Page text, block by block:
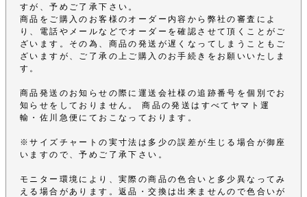
すが、予めご了承下さい。
商品をご購入のお客様のオーダー内容から弊社の審査によ
り、電話やメールなどでオーダーを確認させて頂くことがご
ざいます。その為、商品の発送が遅くなってしまうこともご
ざいますが、ご了承の上ご購入のお手続きをお願いいたしま
す。
商品発送のお知らせの際に運送会社様の追跡番号を個別でお
知らせをしておりません。 商品の発送はすべてヤマト運
輸・佐川急便にておこなっております。
※サイズチャートの実寸法は多少の誤差が生じる場合が御座
いますので、予めご了承下さい。
モニター環境により、実際の商品の色合いと多少異なってみ
える場合があります。返品・交換は出来ませんので色合いが